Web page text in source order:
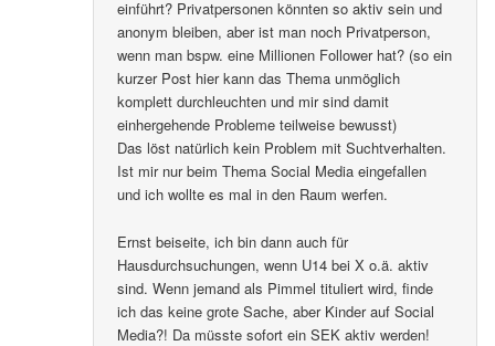
einführt? Privatpersonen könnten so aktiv sein und
anonym bleiben, aber ist man noch Privatperson,
wenn man bspw. eine Millionen Follower hat? (so ein
kurzer Post hier kann das Thema unmöglich
komplett durchleuchten und mir sind damit
einhergehende Probleme teilweise bewusst)
Das löst natürlich kein Problem mit Suchtverhalten.
Ist mir nur beim Thema Social Media eingefallen
und ich wollte es mal in den Raum werfen.
Ernst beiseite, ich bin dann auch für
Hausdurchsuchungen, wenn U14 bei X o.ä. aktiv
sind. Wenn jemand als Pimmel tituliert wird, finde
ich das keine grote Sache, aber Kinder auf Social
Media?! Da müsste sofort ein SEK aktiv werden!